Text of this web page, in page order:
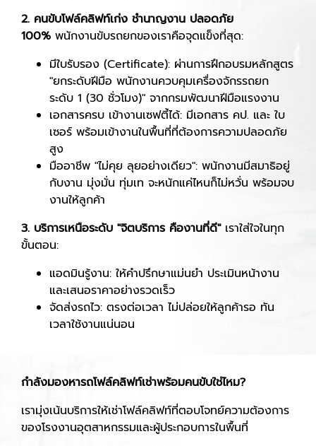
2. คนขับโฟล์คลิฟท์เก่ง ชำนาญงาน ปลอดภัย
100% พนักงานขับรถยกของเราคือจุดแข็งที่สุด:
มีใบรับรอง (Certificate): ผ่านการฝึกอบรมหลักสูตร
"ยกระดับฝีมือ พนักงานควบคุมเครื่องจักรรถยก
ระดับ 1 (30 ชั่วโมง)" จากกรมพัฒนาฝีมือแรงงาน
เอกสารครบ เข้างานเซฟตี้ได้: มีเอกสาร คป. และ ใบ
เซอร์ พร้อมเข้างานในพื้นที่ที่ต้องการความปลอดภัย
สูง
มืออาชีพ "ไม่คุย ลุยอย่างเดียว": พนักงานมีสมาธิอยู่
กับงาน มุ่งมั่น ทุ่มเท จะหนักแค่ไหนก็ไม่หวั่น พร้อมจบ
งานให้ลูกค้า
3. บริการเหนือระดับ "จิตบริการ คืองานที่ดี"เราใส่ใจในทุก
ขั้นตอน:
แอดมินรู้งาน: ให้คำปรึกษาแม่นยำ ประเมินหน้างาน
และเสนอราคาอย่างรวดเร็ว
จัดส่งรถไว: ตรงต่อเวลา ไม่ปล่อยให้ลูกค้ารอ ทัน
เวลาใช้งานแน่นอน
กำลังมองหารถโฟล์คลิฟท์เช่าพร้อมคนขับใช่ไหม?
เรามุ่งเน้นบริการให้เช่าโฟล์คลิฟท์ที่ตอบโจทย์ความต้องการ
ของโรงงานอุตสาหกรรมและผู้ประกอบการในพื้นที่